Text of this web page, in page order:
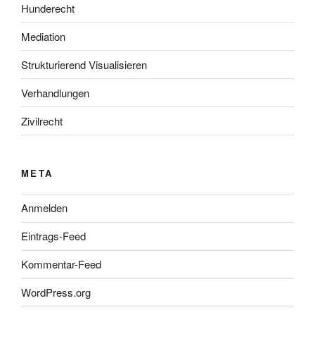
Hunderecht
Mediation
Strukturierend Visualisieren
Verhandlungen
Zivilrecht
META
Anmelden
Eintrags-Feed
Kommentar-Feed
WordPress.org